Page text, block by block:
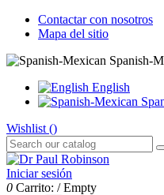
Contactar con nosotros
Mapa del sitio
Spanish-
English
Wishlist ()
Iniciar sesión
0 Carrito: /Empty